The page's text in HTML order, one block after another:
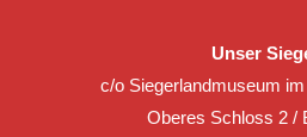
Unser
c/o Siegerlandmuseum
Oberes Schloss 2 /